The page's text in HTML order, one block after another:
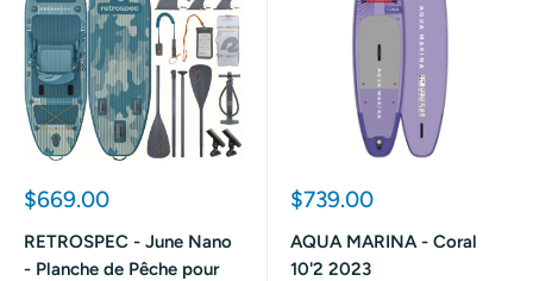
Prix
$669.00
RETROSPEC - June Nano
- Planche de Pêche pour
Prix
$739.00
AQUA MARINA - Coral
10'2 2023